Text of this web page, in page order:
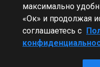
максимально
«Ок» и продолжая
соглашаетесь с